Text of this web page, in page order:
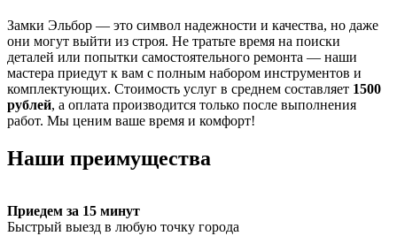
Замки Эльбор — это символ надежности и качества, но даже
они могут выйти из строя. Не тратьте время на поиски
деталей или попытки самостоятельного ремонта — наши
мастера приедут к вам с полным набором инструментов и
комплектующих. Стоимость услуг в среднем составляет 1500
рублей, а оплата производится только после выполнения
работ. Мы ценим ваше время и комфорт!
Наши преимущества
Приедем за 15 минут
Быстрый выезд в любую точку города